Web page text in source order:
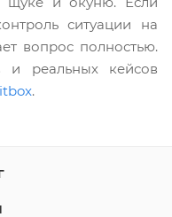
ситуации на
вопрос полностью.
и реальных кейсов
.